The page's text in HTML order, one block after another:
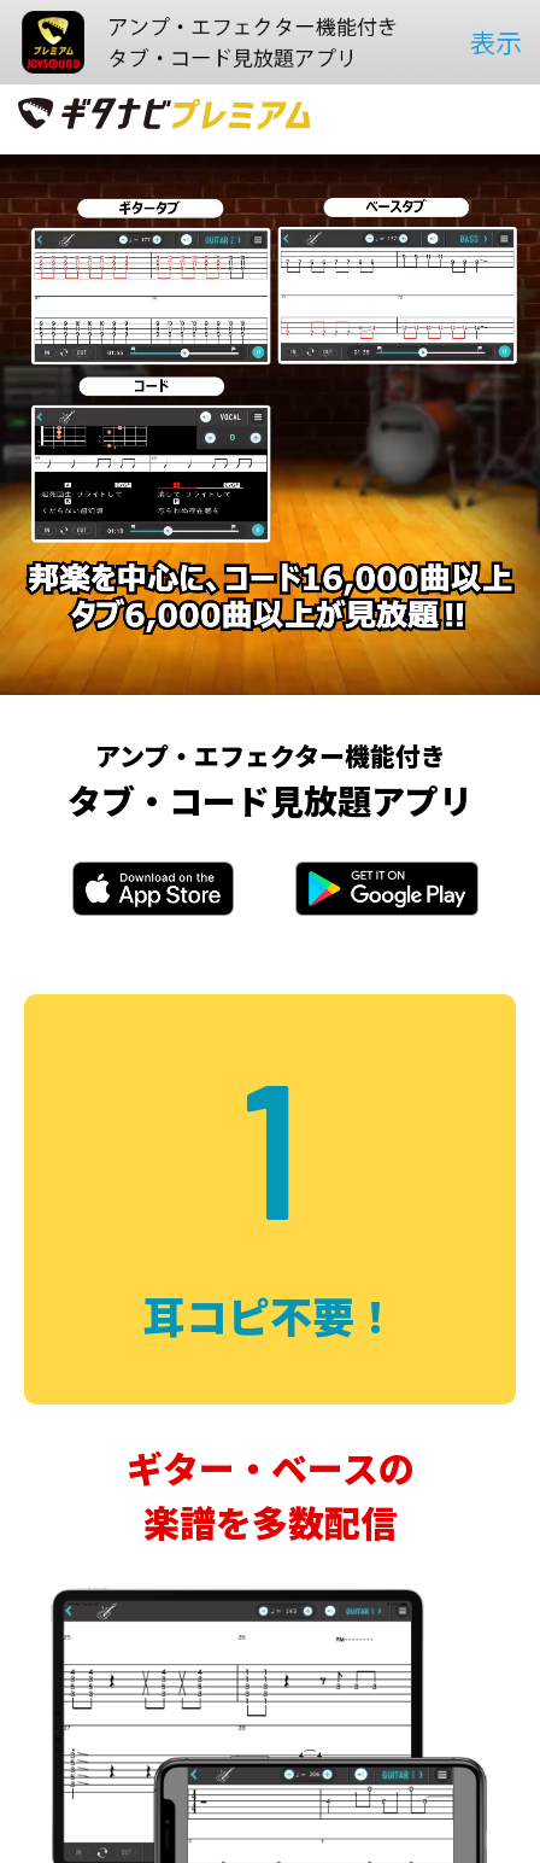
アンプ・エフェクター機能付き
タブ・コード見放題アプリ
1
耳コピ不要！
ギター・ベースの
楽譜を多数配信